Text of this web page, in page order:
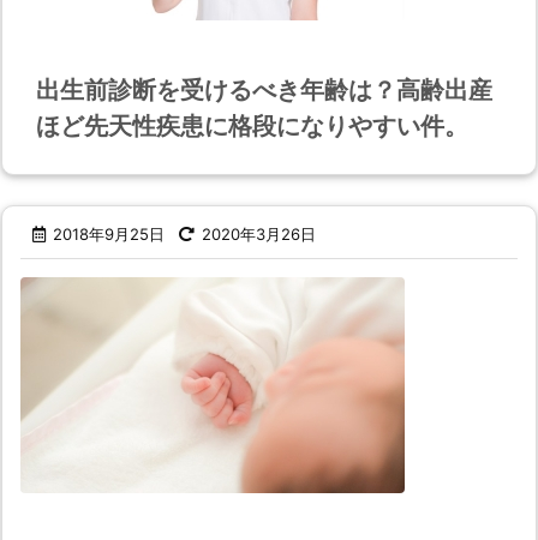
出生前診断を受けるべき年齢は？高齢出産
ほど先天性疾患に格段になりやすい件。
2018年9月25日 2020年3月26日